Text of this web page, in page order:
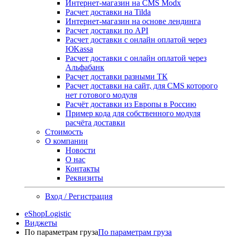
Интернет-магазин на CMS Modx
Расчет доставки на Tilda
Интернет-магазин на основе лендинга
Расчет доставки по API
Расчет доставки с онлайн оплатой через
ЮKassa
Расчет доставки с онлайн оплатой через
Альфабанк
Расчет доставки разными ТК
Расчет доставки на сайт, для CMS которого
нет готового модуля
Расчёт доставки из Европы в Россию
Пример кода для собственного модуля
расчёта доставки
Стоимость
О компании
Новости
О нас
Контакты
Реквизиты
Вход / Регистрация
eShopLogistic
Виджеты
По параметрам грузаПо параметрам груза